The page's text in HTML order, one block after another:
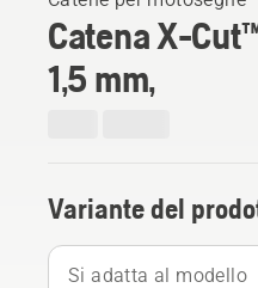
Catena X-
1,5 mm,
Variante del
Si adatta al modello